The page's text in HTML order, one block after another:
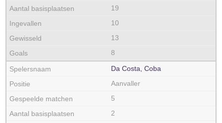
19
10
13
8
Da Costa, Coba
Aanvaller
5
2